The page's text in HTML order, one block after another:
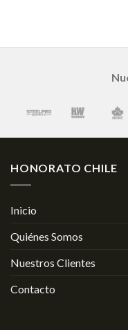
HONORATO CHILE
Inicio
Quiénes Somos
Nuestros Clientes
Contacto